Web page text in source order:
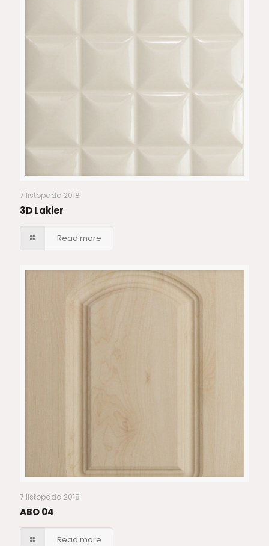
7 listopada 2018
3D Lakier
Read more
7 listopada 2018
ABO 04
Read more